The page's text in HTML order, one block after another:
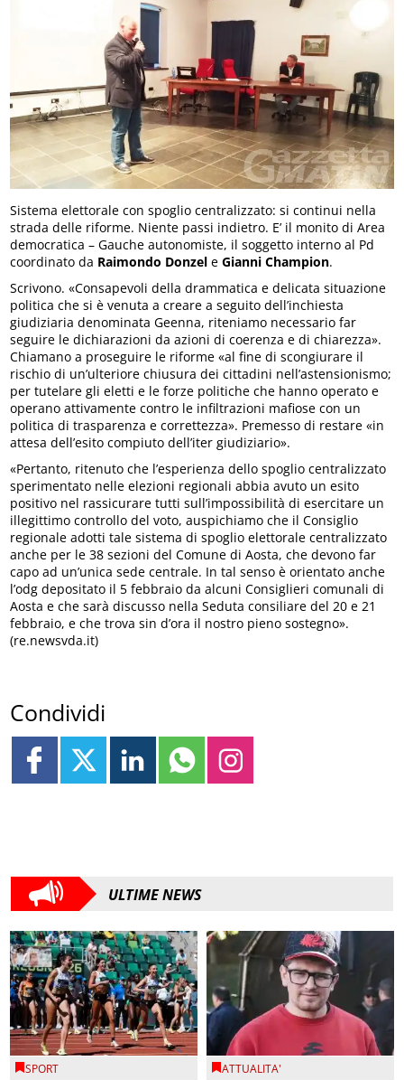
Sistema elettorale con spoglio centralizzato: si continui nella
strada delle riforme. Niente passi indietro. E’ il monito di Area
democratica – Gauche autonomiste, il soggetto interno al Pd
coordinato da Raimondo Donzel eGianni Champion.
Scrivono. «Consapevoli della drammatica e delicata situazione
politica che si è venuta a creare a seguito dell’inchiesta
giudiziaria denominata Geenna, riteniamo necessario far
seguire le dichiarazioni da azioni di coerenza e di chiarezza».
Chiamano a proseguire le riforme «al fine di scongiurare il
rischio di un’ulteriore chiusura dei cittadini nell’astensionismo;
per tutelare gli eletti e le forze politiche che hanno operato e
operano attivamente contro le infiltrazioni mafiose con un
politica di trasparenza e correttezza». Premesso di restare «in
attesa dell’esito compiuto dell’iter giudiziario».
«Pertanto, ritenuto che l’esperienza dello spoglio centralizzato
sperimentato nelle elezioni regionali abbia avuto un esito
positivo nel rassicurare tutti sull’impossibilità di esercitare un
illegittimo controllo del voto, auspichiamo che il Consiglio
regionale adotti tale sistema di spoglio elettorale centralizzato
anche per le 38 sezioni del Comune di Aosta, che devono far
capo ad un’unica sede centrale. In tal senso è orientato anche
l’odg depositato il 5 febbraio da alcuni Consiglieri comunali di
Aosta e che sarà discusso nella Seduta consiliare del 20 e 21
febbraio, e che trova sin d’ora il nostro pieno sostegno».
(re.newsvda.it)
Condividi
ULTIME NEWS
SPORT ATTUALITA'